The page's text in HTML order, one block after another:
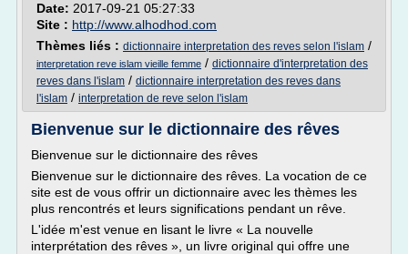
Date: 2017-09-21 05:27:33
Site : http://www.alhodhod.com
Thèmes liés : dictionnaire interpretation des reves selon l'islam /
interpretation reve islam vieille femme / dictionnaire d'interpretation des
reves dans l'islam / dictionnaire interpretation des reves dans
l'islam / interpretation de reve selon l'islam
Bienvenue sur le dictionnaire des rêves
Bienvenue sur le dictionnaire des rêves
Bienvenue sur le dictionnaire des rêves. La vocation de ce
site est de vous offrir un dictionnaire avec les thèmes les
plus rencontrés et leurs significations pendant un rêve.
L'idée m'est venue en lisant le livre « La nouvelle
interprétation des rêves », un livre original qui offre une